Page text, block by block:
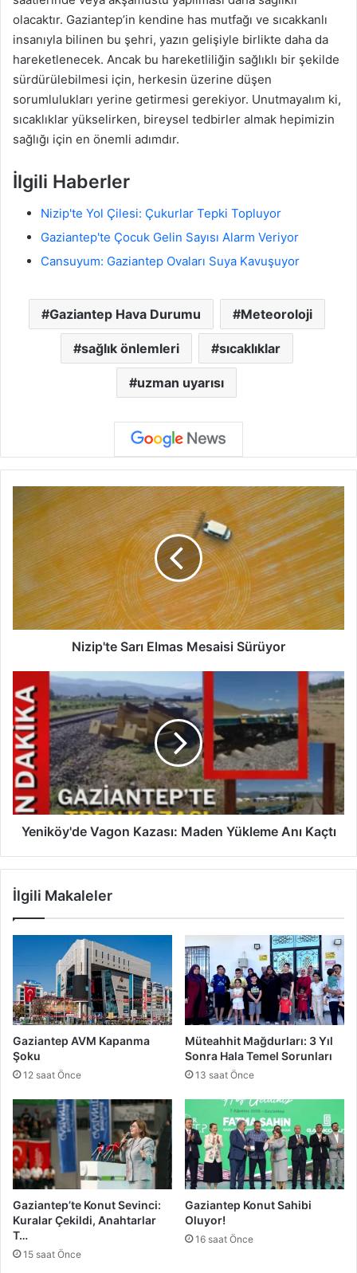
olacaktır. Gaziantep’in kendine has mutfağı ve sıcakkanlı
insanıyla bilinen bu şehri, yazın gelişiyle birlikte daha da
hareketlenecek. Ancak bu hareketliliğin sağlıklı bir şekilde
sürdürülebilmesi için, herkesin üzerine düşen
sorumlulukları yerine getirmesi gerekiyor. Unutmayalım ki,
sıcaklıklar yükselirken, bireysel tedbirler almak hepimizin
sağlığı için en önemli adımdır.
İlgili Haberler
Nizip'te Yol Çilesi: Çukurlar Tepki Topluyor
Gaziantep'te Çocuk Gelin Sayısı Alarm Veriyor
Cansuyum: Gaziantep Ovaları Suya Kavuşuyor
Gaziantep Hava Durumu Meteoroloji
sağlık önlemleri sıcaklıklar
uzman uyarısı
z
e
S
E
l
m
a
s
M
e
s
o
r
Nizip'te Sarı Elmas Mesaisi Sürüyor
e
n
i
k
ö
y
'
d
a
s
ı
M
a
d
e
n
Y
ü
k
l
e
m
e
A
Yeniköy'de Vagon Kazası: Maden Yükleme Anı Kaçtı
İlgili Makaleler
Gaziantep AVM Kapanma
Şoku
12 saat Önce
Müteahhit Mağdurları: 3 Yıl
Sonra Hala Temel Sorunları
13 saat Önce
Gaziantep’te Konut Sevinci:
Kuralar Çekildi, Anahtarlar
T…
15 saat Önce
Gaziantep Konut Sahibi
Oluyor!
16 saat Önce